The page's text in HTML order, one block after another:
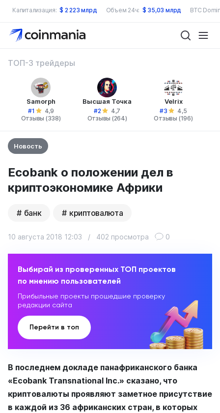
Капитализация: $ 2 223 млрд Объем 24ч: $ 35,03 млрд BTC
ТОП-3 трейдеры
Samorph
#1
4,9
Отзывы (338)
Высшая Точка
#2
4,7
Отзывы (264)
Velrix
#3
4,5
Отзывы (196)
Новость
Ecobank о положении дел в
криптоэкономике Африки
банк криптовалюта
10 августа 2018 12:03 / 402 просмотра 0
Выбирай из проверенных ТОП проектов
по мнению пользователей
Прибыльные проекты прошедшие проверку
редакции сайта
Перейти в топ
В последнем докладе панафриканского банка
«Ecobank Transnational Inc.» сказано, что
криптовалюты проявляют заметное присутствие
в каждой из 36 африканских стран, в которых